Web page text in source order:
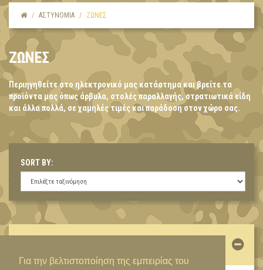
Για την βελτιστοποίηση της εμπειρίας του
ΑΣΤΥΝΟΜΙΑ ΖΩΝΕΣ
ΖΩΝΕΣ
Περιηγηθείτε στο ηλεκτρονικό μας κατάστημα και βρείτε τα
προϊόντα μας όπως άρβυλα, στολές παραλλαγής, στρατιωτικά είδη
και άλλα πολλά, σε χαμηλές τιμές και παράδοση στον χώρο σας.
SORT BY: